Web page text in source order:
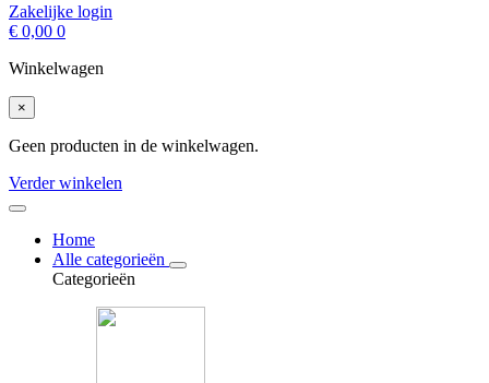
Zakelijke login
€ 0,00 0
Winkelwagen
×
Geen producten in de winkelwagen.
Verder winkelen
Home
Alle categorieën
Categorieën